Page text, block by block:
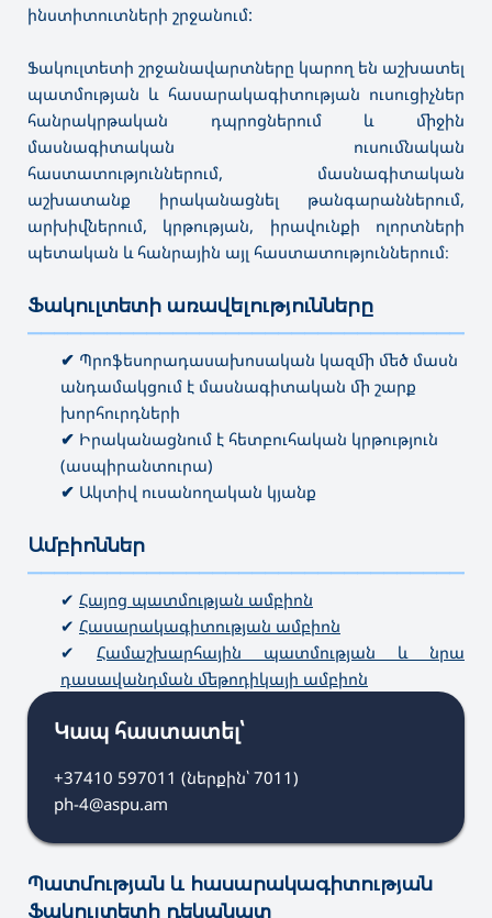
ինստիտուտների շրջանում:
Ֆակուլտետի շրջանավարտները կարող են աշխատել
պատմության և հասարակագիտության ուսուցիչներ
հանրակրթական դպրոցներում և միջին
մասնագիտական ուսումնական
հաստատություններում, մասնագիտական
աշխատանք իրականացնել թանգարաններում,
արխիվներում, կրթության, իրավունքի ոլորտների
պետական և հանրային այլ հաստատություններում։
Ֆակուլտետի առավելությունները
✔ Պրոֆեսորադասախոսական կազմի մեծ մասն
անդամակցում է մասնագիտական մի շարք
խորհուրդների
✔ Իրականացնում է հետբուհական կրթություն
(ասպիրանտուրա)
✔ Ակտիվ ուսանողական կյանք
Ամբիոններ
✔ Հայոց պատմության ամբիոն
✔ Հասարակագիտության ամբիոն
✔ Համաշխարհային պատմության և նրա
դասավանդման մեթոդիկայի ամբիոն
Կապ հաստատել՝
+37410 597011 (ներքին՝ 7011)
ph-4@aspu.am
Պատմության և հասարակագիտության
ֆակուլտետի դեկանատ